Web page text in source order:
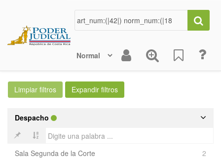
Despacho
Sala Segunda de la Corte 2